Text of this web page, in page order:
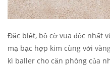
Đặc biệt, bộ cờ vua độc nhất
mạ bạc hợp kim cùng với
kì baller cho căn phòng của